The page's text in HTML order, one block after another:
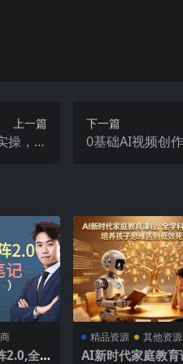
上一篇
操，剧
下一篇
0基础AI视频创
2.0,全
精品资源 其他资源
AI新时代家庭教育